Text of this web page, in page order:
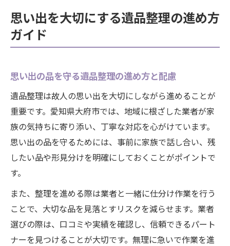
思い出を大切にする遺品整理の進め方
ガイド
思い出の品を守る遺品整理の進め方と配慮
遺品整理は故人の思い出を大切にしながら進めることが
重要です。愛知県大府市では、地域に根ざした業者が家
族の気持ちに寄り添い、丁寧な対応を心がけています。
思い出の品を守るためには、事前に家族で話し合い、残
したい品や形見分けを明確にしておくことがポイントで
す。
また、整理を進める際は業者と一緒に仕分け作業を行う
ことで、大切な品を見落とすリスクを減らせます。業者
選びの際は、口コミや実績を確認し、信頼できるパート
ナーを見つけることが大切です。無理に急いで作業を進